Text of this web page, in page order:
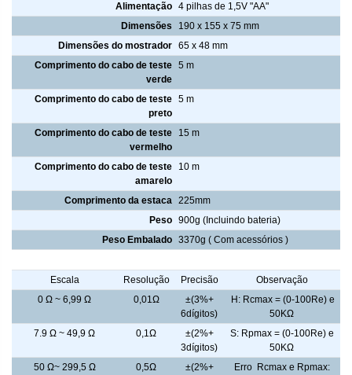
Alimentação 4 pilhas de 1,5V "AA"
Dimensões
190 x 155 x 75 mm
Dimensões do mostrador 65 x 48 mm
Comprimento do cabo de teste
verde
5 m
Comprimento do cabo de teste
preto
5 m
Comprimento do cabo de teste
vermelho
15 m
Comprimento do cabo de teste
amarelo
10 m
Comprimento da estaca 225mm
Peso 900g (Incluindo bateria)
Peso Embalado 3370g ( Com acessórios )
Escala
Resolução Precisão
Observação
0 Ω ~ 6,99 Ω
0,01Ω
±(3%+
6dígitos)
H: Rcmax = (0-100Re) e
50KΩ
7.9 Ω ~ 49,9 Ω
0,1Ω
±(2%+
3dígitos)
S: Rpmax = (0-100Re) e
50KΩ
50 Ω~ 299,5 Ω
0,5Ω
±(2%+
Erro Rcmax e Rpmax: